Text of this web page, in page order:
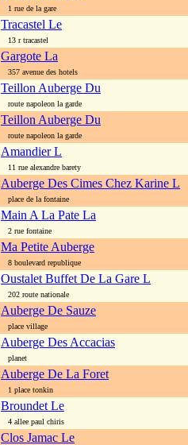
1 rue de la gare
Tracastel Le
13 r tracastel
Gargote La
357 avenue des hotels
Teillon Auberge Du
route napoleon la garde
Teillon Auberge Du
route napoleon la garde
Amandier L
11 rue alexandre barety
Auberge Des Cimes Chez Karine L
place de la fontaine
Main A La Pate La
2 rue fontaine
Ma Petite Auberge
8 boulevard republique
Oustalet Buffet De La Gare L
202 route nationale
Auberge De Sauze
place village
Auberge Des Accacias
planet
Auberge De La Foret
1 place tonkin
Broundet Le
4 allee paul chiris
Clos Jamac Le